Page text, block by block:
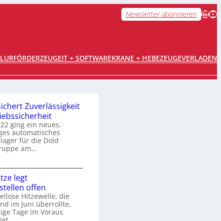
Newsletter abonnieren LinkedIn YouTube
IT + SOFTWAREKRANE + HEBEZEUGEVERLADEN
Zuverlässigkeit
ging ein neues,
automatisches
für die Dold
am…
legt
offen
Hitzewelle, die
im Juni überrollte,
Tage im Voraus